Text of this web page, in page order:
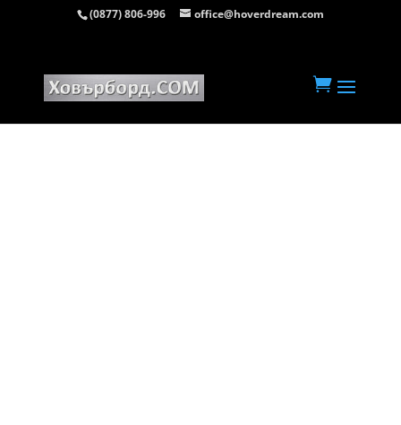
(0877) 806-996 office@hoverdream.com

Начална страница/Ховърборд 8 инча / Ховърборд 8 инча Космос
OFF
47